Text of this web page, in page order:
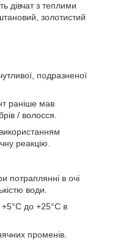
дівчат з теплими
золотистий
подразненої
раніше мав
/ волосся.
реакцію.
потраплянні в очі
води.
+5°С до +25°С в
променів.